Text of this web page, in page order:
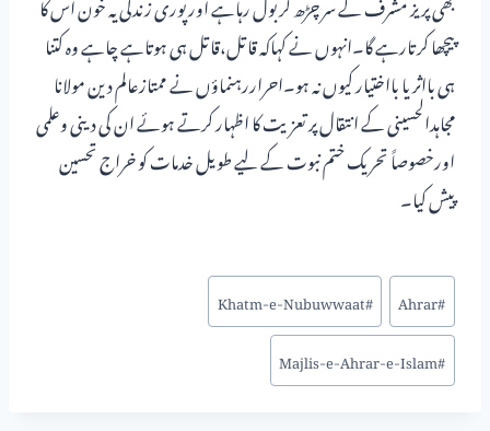
پیچھا کرتارہے گا۔انہوں نے کہاکہ قاتل،قاتل ہی ہوتاہے چاہے وہ کتنا
ہی بااثر یا بااختیار کیوں نہ ہو۔احراررہنماؤں نے ممتازعالم دین مولانا
مجاہدالحسینی کے انتقال پر تعزیت کا اظہار کرتے ہوئے ان کی دینی وعلمی
اورخصوصاً تحریک ختم نبوت کے لیے طویل خدمات کو خراج تحسین
پیش کیا۔
#
Ahrar
#
Khatm-e-Nubuwwaat
#
Majlis-e-Ahrar-e-Islam